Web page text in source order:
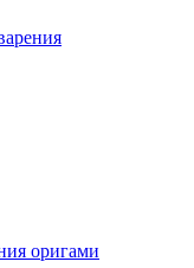
оригами